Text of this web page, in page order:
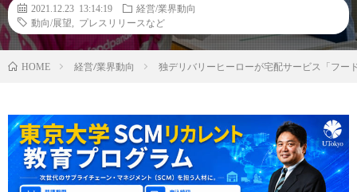
2021.12.23 13:14:19
経営/業界動向
動向/展望
プレスリリースなど
HOME 経営/業界動向 独デリバリーヒーローが宅配サービス「フー